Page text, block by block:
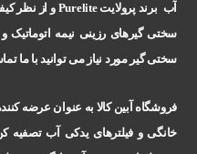
آب برند پرولایتPurelite
و از نظر
سختی گیرهای رزینی نیمه اتوماتیک
سختی گیر مورد نیاز می توانید با ما
فروشگاه آبین کالا به عنوان عرضه
خانگی و فیلترهای یدکی آب تصفیه